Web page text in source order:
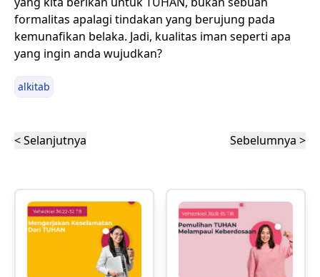
formalitas apalagi tindakan yang berujung pada
kemunafikan belaka. Jadi, kualitas iman seperti apa
yang ingin anda wujudkan?
alkitab
< Selanjutnya Sebelumnya >